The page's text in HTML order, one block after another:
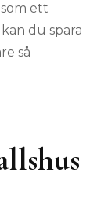
ett
du spara
så